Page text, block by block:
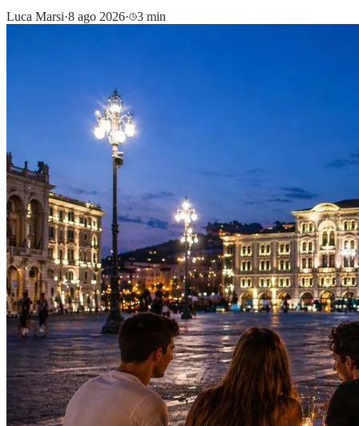
Luca Marsi·8 ago 2026· 3 min